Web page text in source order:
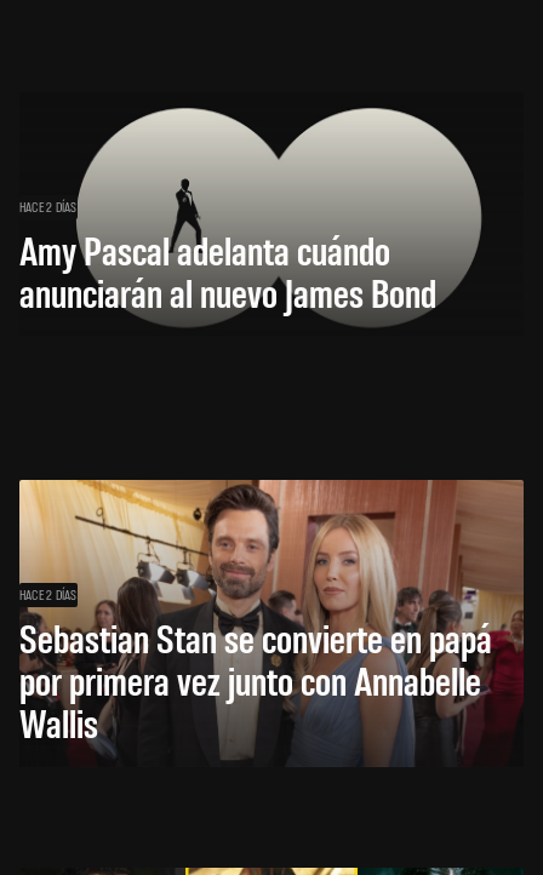
HACE 2 DÍAS
Amy Pascal adelanta cuándo
anunciarán al nuevo James Bond
HACE 2 DÍAS
Sebastian Stan se convierte en papá
por primera vez junto con Annabelle
Wallis